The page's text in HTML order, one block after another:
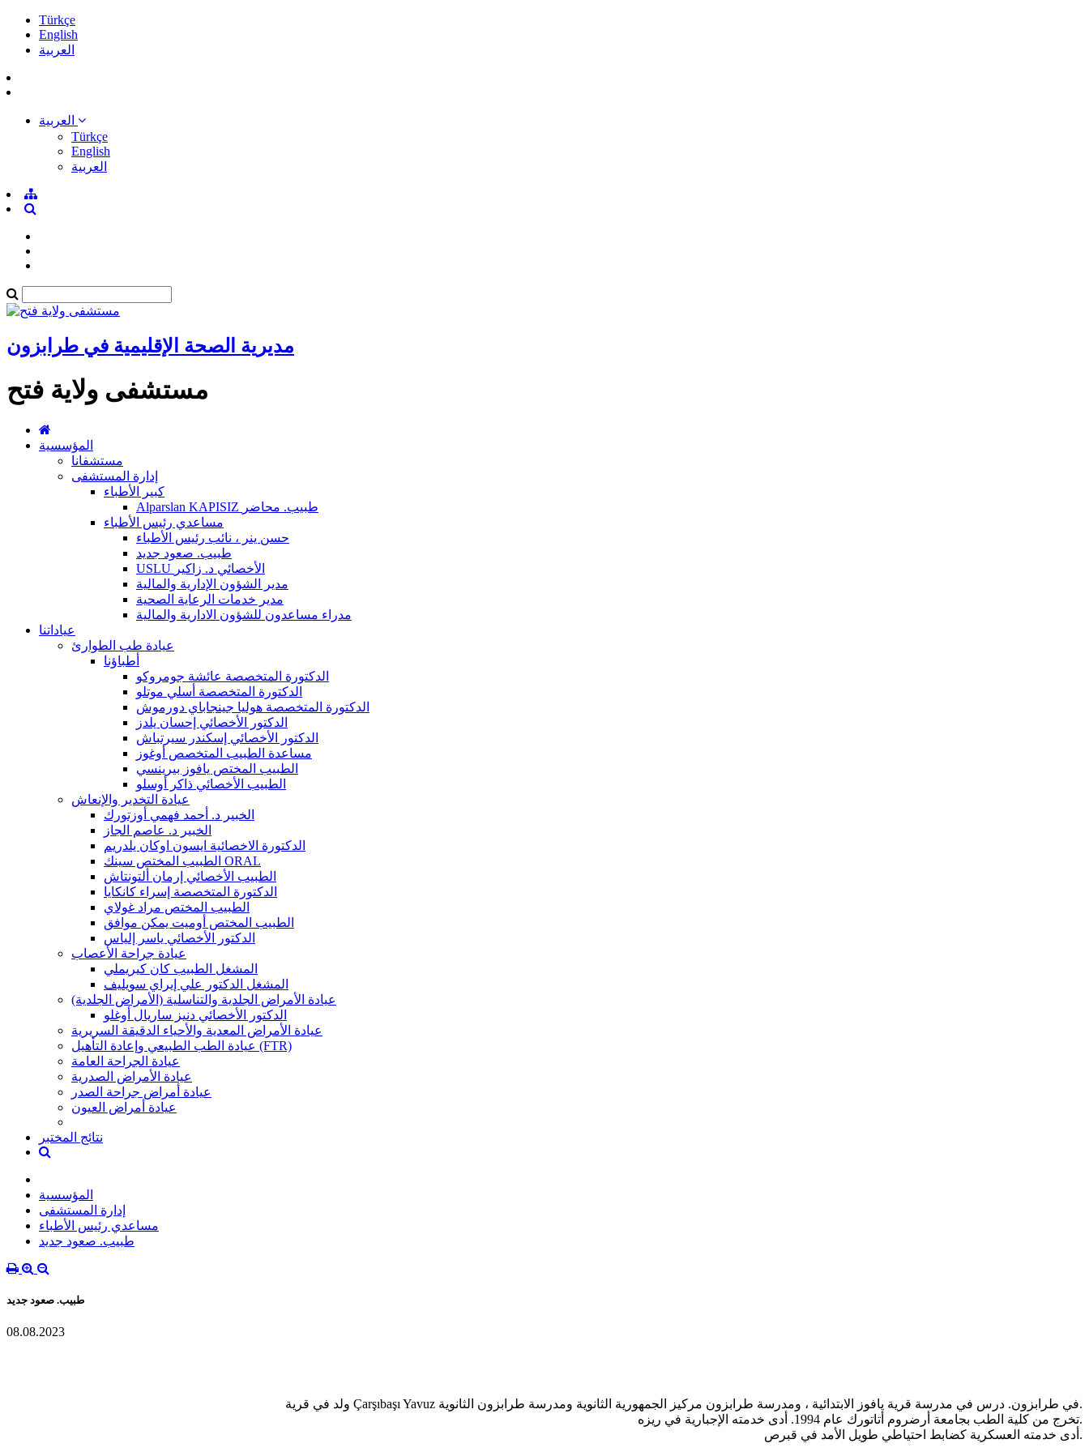
Türkçe
English
العربية
Türkçe
English
العربية
مديرية الصحة الإقليمية في طرابزون
مستشفى ولاية فتح
المؤسسية
مستشفانا
إدارة المستشفى
كبير الأطباء
Alparslan KAPISIZ طبيب. محاضر
مساعدي رئيس الأطباء
حسن ينر ، نائب رئيس الأطباء
طبيب. صعود جديد
USLU الأخصائي د. زاكير
مدير الشؤون الإدارية والمالية
مدير خدمات الرعاية الصحية
مدراء مساعدون للشؤون الادارية والمالية
عياداتنا
عيادة طب الطوارئ
أطباؤنا
الدكتورة المتخصصة عائشة جومروكو
الدكتورة المتخصصة أسلي موتلو
الدكتورة المتخصصة هوليا جينجاباي دورموش
الدكتور الأخصائي إحسان يلدز
الدكتور الأخصائي إسكندر سيرتباش
مساعدة الطبيب المتخصص أوغوز
الطبيب المختص يافوز بيرينسي
الطبيب الأخصائي ذاكر أوسلو
عيادة التخدير والإنعاش
الخبير د. أحمد فهمي أوزتورك
الخبير د. عاصم الجاز
الدكتورة الاخصائية ايسون اوكان يلدريم
الطبيب المختص سينك ORAL
الطبيب الأخصائي إرمان ألتونتاش
الدكتورة المتخصصة إسراء كانكايا
الطبيب المختص مراد غولاي
الطبيب المختص أوميت يمكن موافق
الدكتور الأخصائي ياسر إلياس
عيادة جراحة الأعصاب
المشغل الطبيب كان كيريملي
المشغل الدكتور علي إيراي سويليف
عيادة الأمراض الجلدية والتناسلية (الأمراض الجلدية)
الدكتور الأخصائي دنيز ساريال أوغلو
عيادة الأمراض المعدية والأحياء الدقيقة السريرية
عيادة الطب الطبيعي وإعادة التأهيل (FTR)
عيادة الجراحة العامة
عيادة الأمراض الصدرية
عيادة أمراض جراحة الصدر
عيادة أمراض العيون
نتائج المختبر
المؤسسية
إدارة المستشفى
مساعدي رئيس الأطباء
طبيب. صعود جديد
طبيب. صعود جديد
08.08.2023
ولد في قرية Çarşıbaşı Yavuz في طرابزون. درس في مدرسة قرية يافوز الابتدائية ، ومدرسة طرابزون مركيز الجمهورية الثانوية ومدرسة طرابزون الثانوية.
تخرج من كلية الطب بجامعة أرضروم أتاتورك عام 1994. أدى خدمته الإجبارية في ريزه.
أدى خدمته العسكرية كضابط احتياطي طويل الأمد في قبرص.